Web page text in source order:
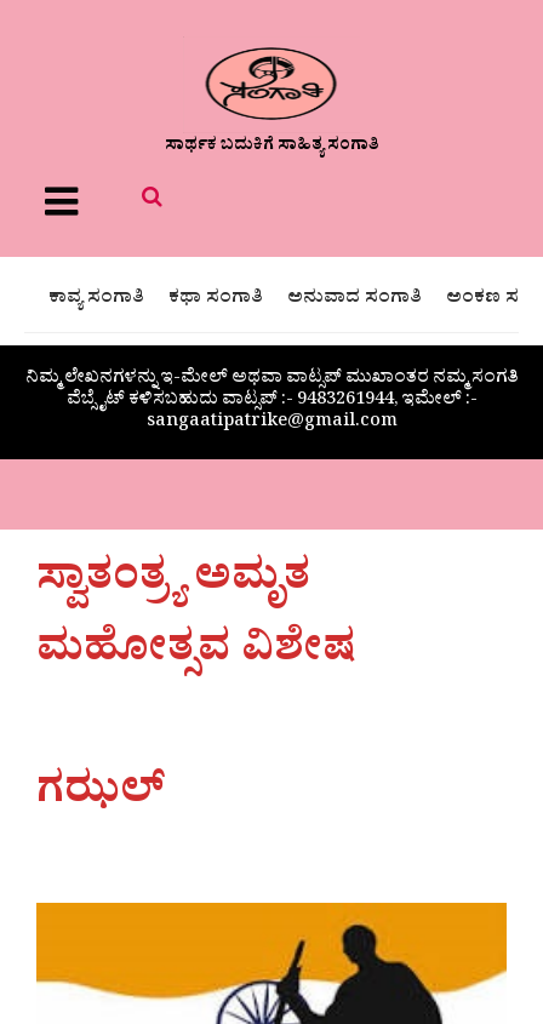
ಸಾರ್ಥಕ ಬದುಕಿಗೆ ಸಾಹಿತ್ಯ ಸಂಗಾತಿ
Menu
ಕಾವ್ಯ ಸಂಗಾತಿ ಕಥಾ ಸಂಗಾತಿ ಅನುವಾದ ಸಂಗಾತಿ ಅಂಕಣ
ನಿಮ್ಮ ಲೇಖನಗಳನ್ನು ಇ-ಮೇಲ್ ಅಥವಾ ವಾಟ್ಸಪ್ ಮುಖಾಂತರ ನಮ್ಮ ಸಂಗತಿ
ವೆಬ್ಸೈಟ್ ಕಳಿಸಬಹುದು ವಾಟ್ಸಪ್‌ :- 9483261944, ಇಮೇಲ್ :-
sangaatipatrike@gmail.com
ಸ್ವಾತಂತ್ರ್ಯ ಅಮೃತ
ಮಹೋತ್ಸವ ವಿಶೇಷ
ಗಝಲ್